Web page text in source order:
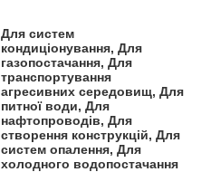
Для систем
кондиціонування, Для
газопостачання, Для
транспортування
агресивних середовищ, Для
питної води, Для
нафтопроводів, Для
створення конструкцій, Для
систем опалення, Для
холодного водопостачання